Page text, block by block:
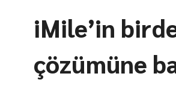
iMile’in
çözümüne